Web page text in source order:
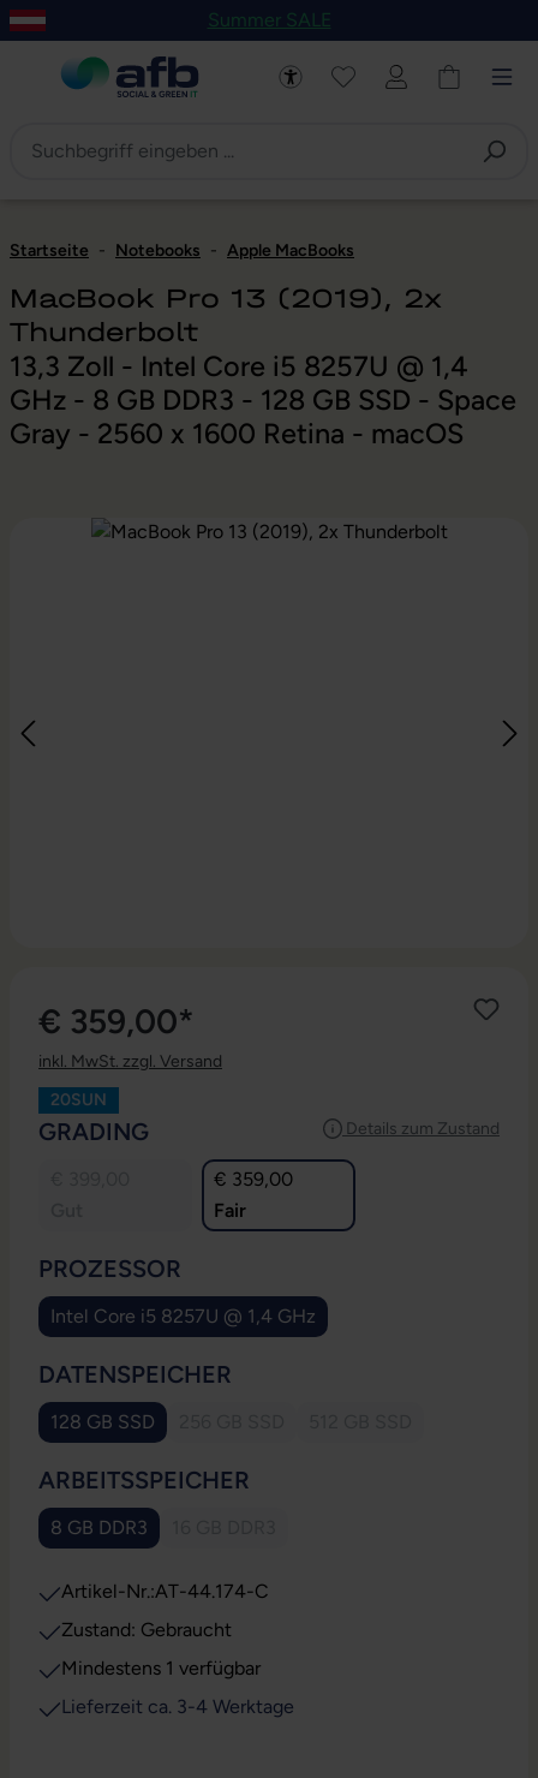
Hauptinhalt springen
Zur Navigation der B2B-Plattform springen
Summer SALE
Startseite - Notebooks - Apple MacBooks
MacBook Pro 13 (2019), 2x
Thunderbolt
13,3 Zoll - Intel Core i5 8257U @ 1,4
GHz - 8 GB DDR3 - 128 GB SSD - Space
Gray - 2560 x 1600 Retina - macOS
Bildergalerie überspringen
€ 359,00*
inkl. MwSt. zzgl. Versand
20SUN
Details zum Zustand
GRADING
€ 359,00
Fair
PROZESSOR
Intel Core i5 8257U @ 1,4 GHz
DATENSPEICHER
128 GB SSD
ARBEITSSPEICHER
8 GB DDR3
Artikel-Nr.:AT-44.174-C
Zustand: Gebraucht
Mindestens 1 verfügbar
Lieferzeit ca. 3-4 Werktage